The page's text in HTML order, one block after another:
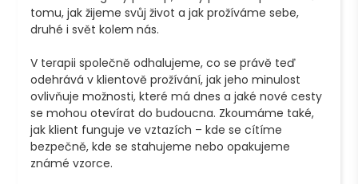
tomu, jak žijeme svůj život a jak prožíváme sebe,
druhé i svět kolem nás.
V terapii společně odhalujeme, co se právě teď
odehrává v klientově prožívání, jak jeho minulost
ovlivňuje možnosti, které má dnes a jaké nové cesty
se mohou otevírat do budoucna. Zkoumáme také,
jak klient funguje ve vztazích – kde se cítíme
bezpečně, kde se stahujeme nebo opakujeme
známé vzorce.